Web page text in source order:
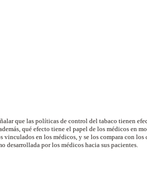
que las políticas de control del tabaco tienen
qué efecto tiene el papel de los médicos en
vinculados en los médicos, y se los compara con
desarrollada por los médicos hacia sus pacientes.